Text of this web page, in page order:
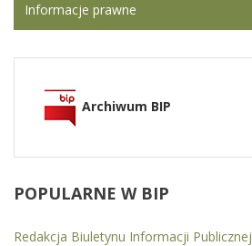
Informacje prawne
Archiwum BIP
POPULARNE W BIP
Redakcja Biuletynu Informacji Publicznej